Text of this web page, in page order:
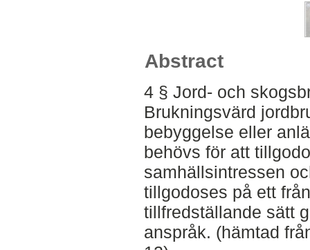
Abstract
4 § Jord- och
Brukningsvärd
bebyggelse eller
behövs för att
samhällsintressen
tillgodoses på ett
tillfredställande sätt
anspråk. (hämtad